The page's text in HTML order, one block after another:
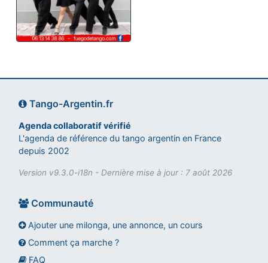
Tango-Argentin.fr
Agenda collaboratif vérifié
L'agenda de référence du tango argentin en France
depuis 2002
Version v9.3.0-i18n - Dernière mise à jour : 7 août 2026
Communauté
Ajouter une milonga, une annonce, un cours
Comment ça marche ?
FAQ
Assistant tango-argentin.fr